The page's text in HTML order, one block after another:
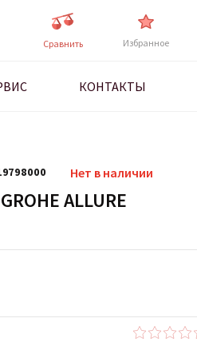
Cравнить Избранное
КОНТАКТЫ
Нет в наличии
ALLURE